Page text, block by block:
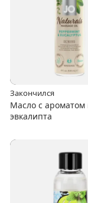
Закончился
Масло с
эвкалипта